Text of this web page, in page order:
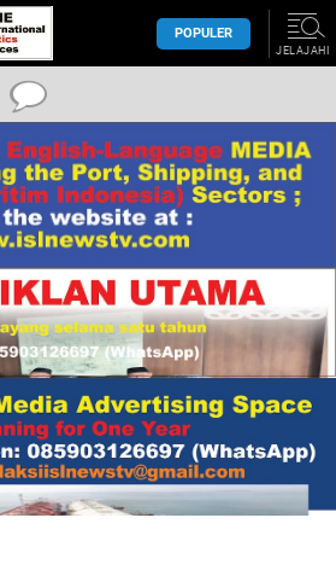
POPULER
JELAJAHI